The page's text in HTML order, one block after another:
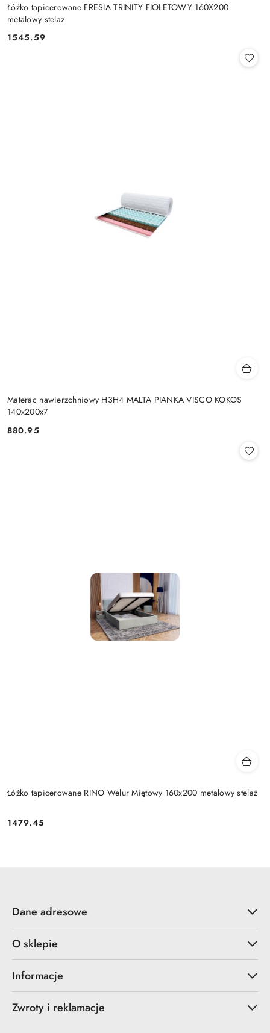
Łóżko tapicerowane FRESIA TRINITY FIOLETOWY 160X200
metalowy stelaż
Cena:
1545.59
Materac nawierzchniowy H3H4 MALTA PIANKA VISCO KOKOS
140x200x7
Cena:
880.95
Łóżko tapicerowane RINO Welur Miętowy 160x200 metalowy stelaż
Cena:
1479.45
Dane adresowe
O sklepie
Informacje
Zwroty i reklamacje